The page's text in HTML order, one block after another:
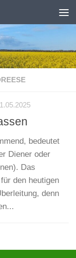
bedeutet
Diener oder
Das
den heutigen
denn